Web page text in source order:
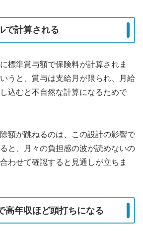
で計算される
標準賞与額で保険料が計算されま
うと、賞与は支給月が限られ、月給
込むと不自然な計算になるためで
額が跳ねるのは、この設計の影響で
と、月々の負担感の波が読めないの
わせて確認すると見通しが立ちま
高年収ほど頭打ちになる